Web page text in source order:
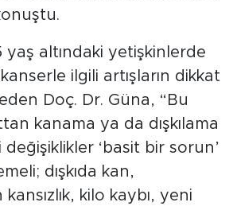
yaş altındaki yetişkinlerde
ilgili artışların dikkat
Doç. Dr. Güna, “Bu
kanama ya da dışkılama
değişiklikler ‘basit bir sorun’
dışkıda kan,
kilo kaybı, yeni